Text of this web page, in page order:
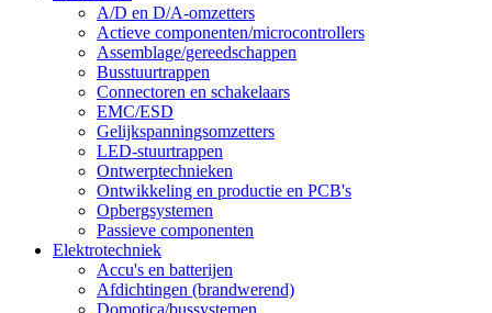
A/D en D/A-omzetters
Actieve componenten/microcontrollers
Assemblage/gereedschappen
Busstuurtrappen
Connectoren en schakelaars
EMC/ESD
Gelijkspanningsomzetters
LED-stuurtrappen
Ontwerptechnieken
Ontwikkeling en productie en PCB's
Opbergsystemen
Passieve componenten
Elektrotechniek
Accu's en batterijen
Afdichtingen (brandwerend)